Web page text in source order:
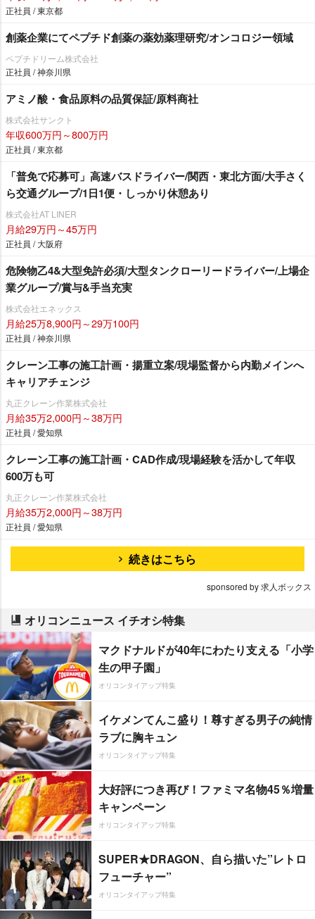
正社員 / 東京都
創薬企業にてペプチド創薬の薬効薬理研究/オンコロジー領域
ペプチドリーム株式会社
正社員 / 神奈川県
アミノ酸・食品原料の品質保証/原料商社
株式会社サンクト
年収600万円～800万円
正社員 / 東京都
「普免で応募可」高速バスドライバー/関西・東北方面/大手さく
ら交通グループ/1日1便・しっかり休憩あり
株式会社AT LINER
月給29万円～45万円
正社員 / 大阪府
危険物乙4&大型免許必須/大型タンクローリードライバー/上場企
業グループ/賞与&手当充実
株式会社エネックス
月給25万8,900円～29万100円
正社員 / 神奈川県
クレーン工事の施工計画・揚重立案/現場監督から内勤メインへ
キャリアチェンジ
丸正クレーン作業株式会社
月給35万2,000円～38万円
正社員 / 愛知県
クレーン工事の施工計画・CAD作成/現場経験を活かして年収
600万も可
丸正クレーン作業株式会社
月給35万2,000円～38万円
正社員 / 愛知県
続きはこちら
sponsored by 求人ボックス
オリコンニュース イチオシ特集
マクドナルドが40年にわたり支える「小学
生の甲子園」
オリコンタイアップ特集
イケメンてんこ盛り！尊すぎる男子の純情
ラブに胸キュン
オリコンタイアップ特集
大好評につき再び！ファミマ名物45％増量
キャンペーン
オリコンタイアップ特集
SUPER★DRAGON、自ら描いた”レトロ
フューチャー”
オリコンタイアップ特集